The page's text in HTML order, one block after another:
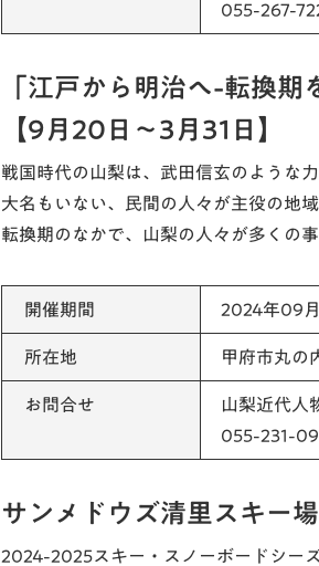
055-267-
「江戸から明治へ-転換
【9月20日～3月31日】
戦国時代の山梨は、武田信玄のような
大名もいない、民間の人々が主役の地
転換期のなかで、山梨の人々が多くの
開催期間 2024年09
所在地 甲府市丸の
お問合せ
山梨近代人
055-231-
サンメドウズ清里スキー
2024-2025スキー・スノーボードシー